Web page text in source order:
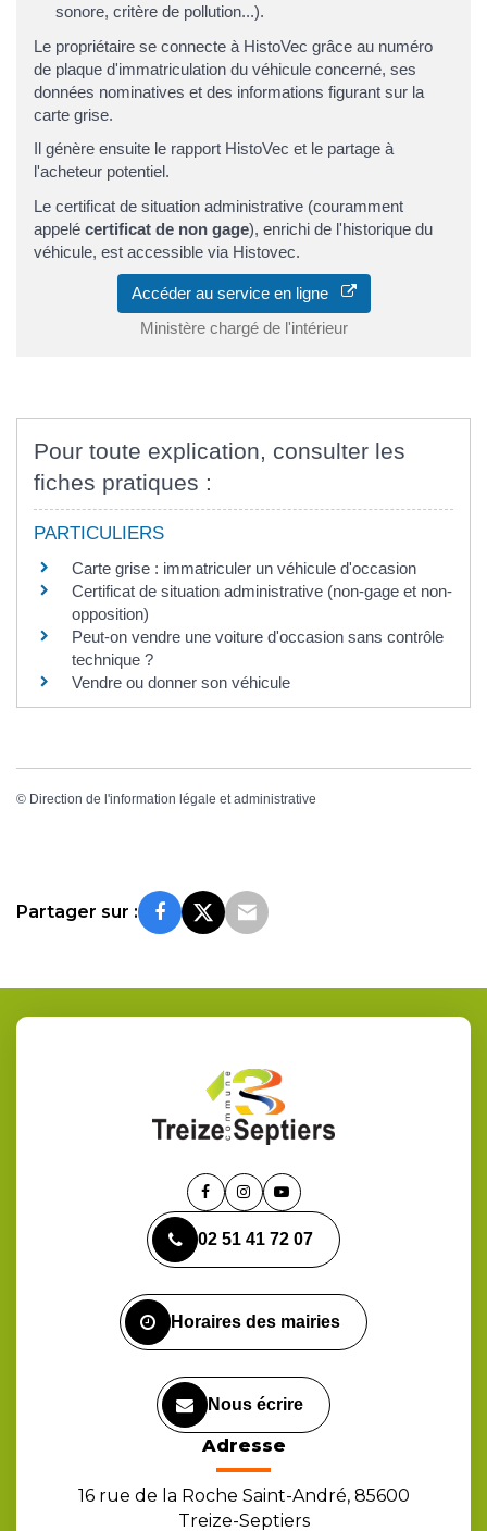
sonore, critère de pollution...).
Le propriétaire se connecte à HistoVec grâce au numéro
de plaque d'immatriculation du véhicule concerné, ses
données nominatives et des informations figurant sur la
carte grise.
Il génère ensuite le rapport HistoVec et le partage à
l'acheteur potentiel.
Le certificat de situation administrative (couramment
appelé certificat de non gage), enrichi de l'historique du
véhicule, est accessible via Histovec.
Accéder au service en ligne
Ministère chargé de l'intérieur
Pour toute explication, consulter les
fiches pratiques :
PARTICULIERS
Carte grise : immatriculer un véhicule d'occasion
Certificat de situation administrative (non-gage et non-
opposition)
Peut-on vendre une voiture d'occasion sans contrôle
technique ?
Vendre ou donner son véhicule
© Direction de l'information légale et administrative
Partager sur :
Lien
le
compte
Lien
le
compte
Lien
la
chaîne
02 51 41 72 07
Horaires des mairies
Nous écrire
Adresse
16 rue de la Roche Saint-André, 85600
Treize-Septiers